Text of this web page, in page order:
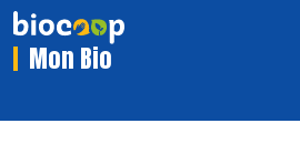
Mon Bio